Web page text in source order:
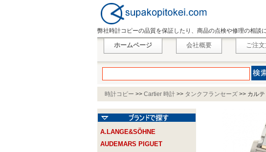
弊社時計コピーの品質を保証したり、商品の点検や修理の相談
ホームページ 会社概要 ご注
時計コピー >> Cartier 時計 >> タンクフランセーズ >> カル
A.LANGE&SÖHNE
AUDEMARS PIGUET